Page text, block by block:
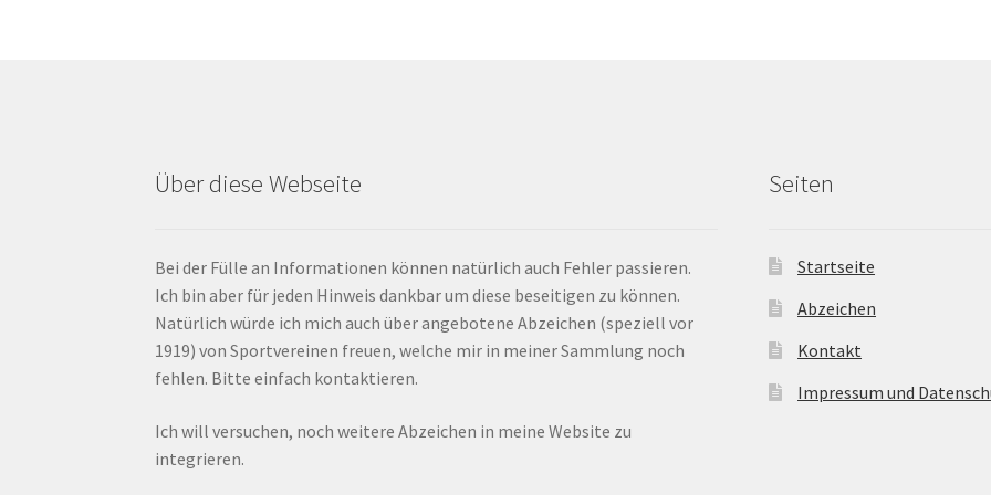
Über diese Webseite
Bei der Fülle an Informationen können natürlich auch Fehler passieren.
Ich bin aber für jeden Hinweis dankbar um diese beseitigen zu können.
Natürlich würde ich mich auch über angebotene Abzeichen (speziell vor
1919) von Sportvereinen freuen, welche mir in meiner Sammlung noch
fehlen. Bitte einfach kontaktieren.
Ich will versuchen, noch weitere Abzeichen in meine Website zu
integrieren.
Seiten
Startseite
Abzeichen
Kontakt
Impressum und